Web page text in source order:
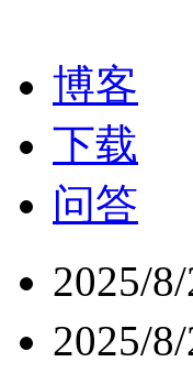
博客
下载
问答
2025/
2025/